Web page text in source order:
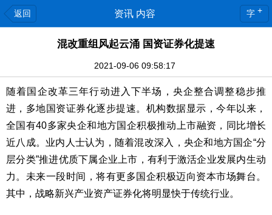
返回 资讯 内容 字 +
混改重组风起云涌 国资证券化提速
2021-09-06 09:58:17
随着国企改革三年行动进入下半场，央企整合调整稳步推
进，多地国资证券化逐步提速。机构数据显示，今年以来，
全国有40多家央企和地方国企积极推动上市融资，同比增长
近八成。业内人士认为，随着混改深入，央企和地方国企“分
层分类”推进优质下属企业上市，有利于激活企业发展内生动
力。未来一段时间，将有更多国企积极迈向资本市场舞台。
其中，战略新兴产业资产证券化将明显快于传统行业。